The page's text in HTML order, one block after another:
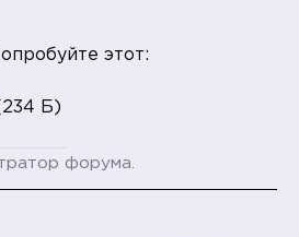
этот:
Б)
форума.